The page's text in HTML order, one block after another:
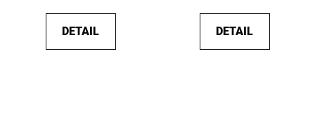
DETAIL DETAIL